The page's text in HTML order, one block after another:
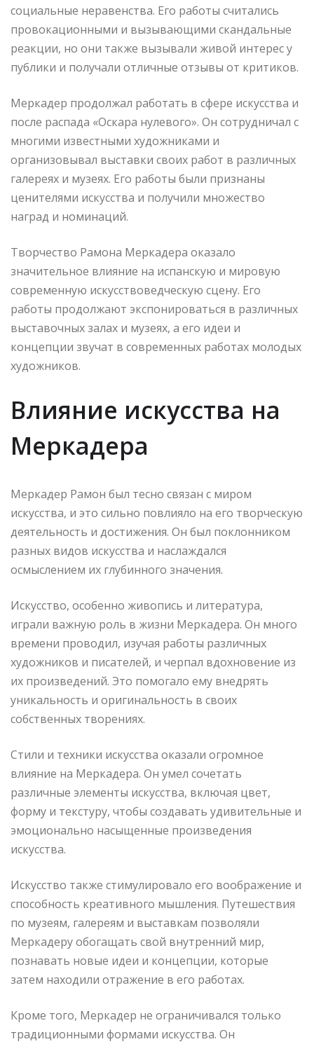
социальные неравенства. Его работы считались
провокационными и вызывающими скандальные
реакции, но они также вызывали живой интерес у
публики и получали отличные отзывы от критиков.
Меркадер продолжал работать в сфере искусства и
после распада «Оскара нулевого». Он сотрудничал с
многими известными художниками и
организовывал выставки своих работ в различных
галереях и музеях. Его работы были признаны
ценителями искусства и получили множество
наград и номинаций.
Творчество Рамона Меркадера оказало
значительное влияние на испанскую и мировую
современную искусствоведческую сцену. Его
работы продолжают экспонироваться в различных
выставочных залах и музеях, а его идеи и
концепции звучат в современных работах молодых
художников.
Влияние искусства на
Меркадера
Меркадер Рамон был тесно связан с миром
искусства, и это сильно повлияло на его творческую
деятельность и достижения. Он был поклонником
разных видов искусства и наслаждался
осмыслением их глубинного значения.
Искусство, особенно живопись и литература,
играли важную роль в жизни Меркадера. Он много
времени проводил, изучая работы различных
художников и писателей, и черпал вдохновение из
их произведений. Это помогало ему внедрять
уникальность и оригинальность в своих
собственных творениях.
Стили и техники искусства оказали огромное
влияние на Меркадера. Он умел сочетать
различные элементы искусства, включая цвет,
форму и текстуру, чтобы создавать удивительные и
эмоционально насыщенные произведения
искусства.
Искусство также стимулировало его воображение и
способность креативного мышления. Путешествия
по музеям, галереям и выставкам позволяли
Меркадеру обогащать свой внутренний мир,
познавать новые идеи и концепции, которые
затем находили отражение в его работах.
Кроме того, Меркадер не ограничивался только
традиционными формами искусства. Он